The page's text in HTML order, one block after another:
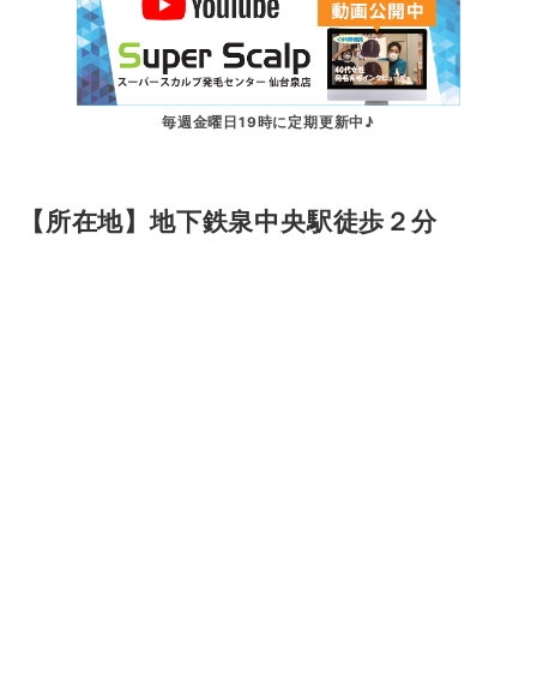
毎週金曜日19時に定期更新中♪
【所在地】地下鉄泉中央駅徒歩２分